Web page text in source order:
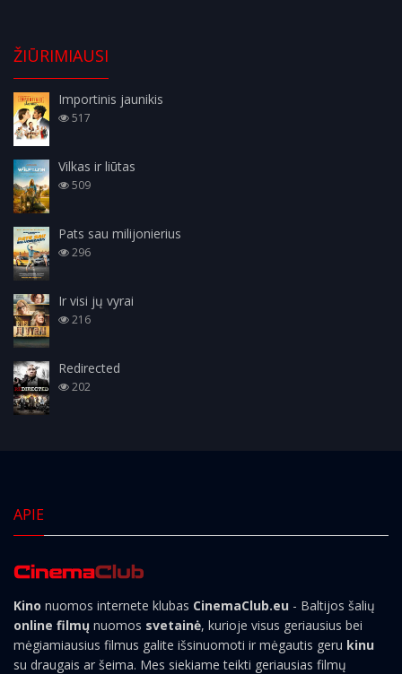
ŽIŪRIMIAUSI
Importinis jaunikis
517
Vilkas ir liūtas
509
Pats sau milijonierius
296
Ir visi jų vyrai
216
Redirected
202
APIE
Kino nuomos internete klubas CinemaClub.eu - Baltijos šalių
online filmų nuomos svetainė, kurioje visus geriausius bei
mėgiamiausius filmus galite išsinuomoti ir mėgautis geru kinu
su draugais ar šeima. Mes siekiame teikti geriausias filmų